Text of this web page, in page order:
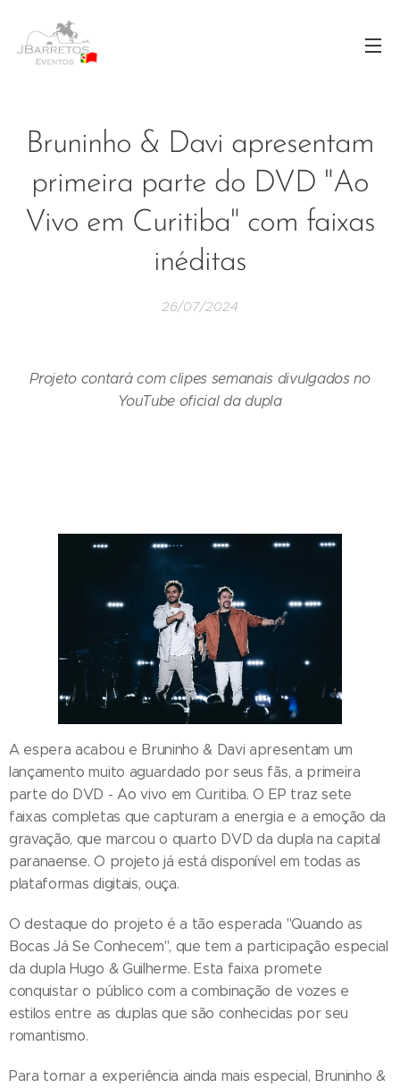
Bruninho & Davi apresentam
primeira parte do DVD "Ao
Vivo em Curitiba" com faixas
inéditas
26/07/2024
Projeto contará com clipes semanais divulgados no
YouTube oficial da dupla
A espera acabou e Bruninho & Davi apresentam um
lançamento muito aguardado por seus fãs, a primeira
parte do DVD - Ao vivo em Curitiba. O EP traz sete
faixas completas que capturam a energia e a emoção da
gravação, que marcou o quarto DVD da dupla na capital
paranaense. O projeto já está disponível em todas as
plataformas digitais, ouça.
O destaque do projeto é a tão esperada "Quando as
Bocas Já Se Conhecem", que tem a participação especial
da dupla Hugo & Guilherme. Esta faixa promete
conquistar o público com a combinação de vozes e
estilos entre as duplas que são conhecidas por seu
romantismo.
Para tornar a experiência ainda mais especial, Bruninho &